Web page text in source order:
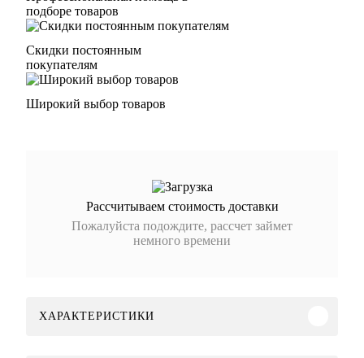
подборе товаров
Скидки постоянным
покупателям
Широкий выбор товаров
Рассчитываем стоимость доставки
Пожалуйста подождите, рассчет займет
немного времени
ХАРАКТЕРИСТИКИ